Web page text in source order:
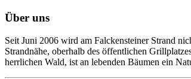
Über uns
Seit Juni 2006 wird am Falckensteiner Strand
Strandnähe, oberhalb des öffentlichen
herrlichen Wald, ist an lebenden Bäumen ein